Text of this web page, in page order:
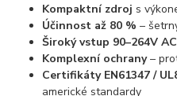
Kompaktní zdroj s
Účinnost až 80 % –
Široký vstup 90–264V AC
Komplexní ochrany–
Certifikáty EN61347 /
americké standardy